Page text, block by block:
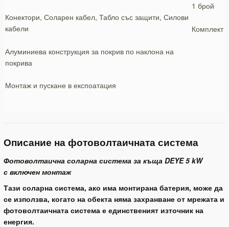
Конектори, Соларен кабел, Табло със защити, Силови
кабели
Алуминиева конструкция за покрив по наклона на
покрива
Монтаж и пускане в експоатация
1 брой
Комплект
Описание на фотоволтаичната система
Фотоволтаична соларна система за къща DEYE 5 kW
с включен монтаж
Тази соларна система, ако има монтирана батерия, може да
се използва, когато на обекта няма захранване от мрежата и
фотоволтаичната система е единственият източник на
енергия.